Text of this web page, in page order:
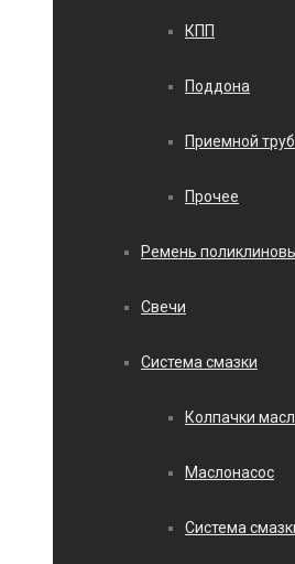
КПП
Поддона
Приемной
Прочее
Ремень
Свечи
Система смазки
Колпачки
Маслонасос
Система